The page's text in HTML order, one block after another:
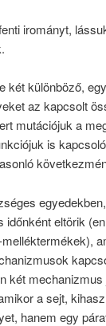
irományt,
két különböző,
az kapcsolt
mutációjuk a
is
eltörik
két
a sejt,
hanem egy